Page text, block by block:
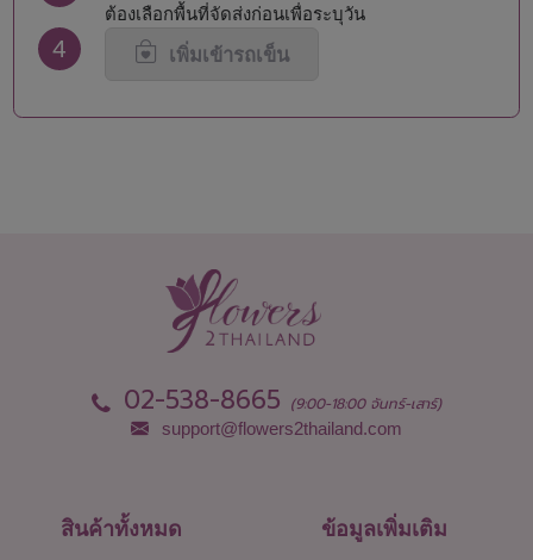
นนทบุรี
สิงห์บุรี
อุตรดิตถ์
อุทัยธานี
ต้องเลือกพื้นที่จัดส่งก่อนเพื่อระบุวัน
4 เพิ่มเข้ารถเข็น
02-538-8665 (9:00-18:00 จันทร์-เสาร์)
support@flowers2thailand.com
สินค้าทั้งหมด ข้อมูลเพิ่มเติม